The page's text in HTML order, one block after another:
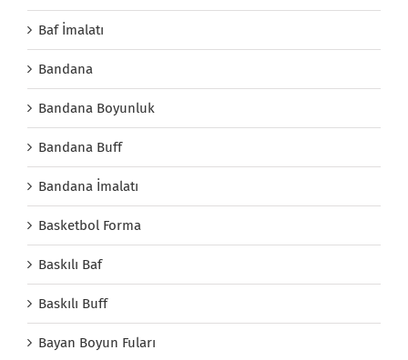
Baf İmalatı
Bandana
Bandana Boyunluk
Bandana Buff
Bandana İmalatı
Basketbol Forma
Baskılı Baf
Baskılı Buff
Bayan Boyun Fuları